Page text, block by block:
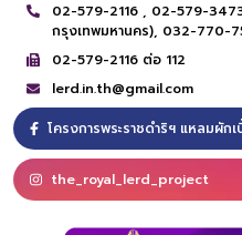
02-579-2116 , 02-579-
กรุงเทพมหานคร), 032-770-
02-579-2116 ต่อ 112
lerd.in.th@gmail.com
โครงการพระราชดำริฯ แหลมผักเ
the_royal_lerd_project